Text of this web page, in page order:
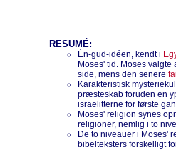
RESUMÉ:
Én-gud-idéen, kendt i
Moses' tid. Moses
side, mens den senere
Karakteristisk
præsteskab foruden en
israelitterne for første
Moses' religion synes
religioner, nemlig i to
De to niveauer i Moses'
bibelteksters forskelligt